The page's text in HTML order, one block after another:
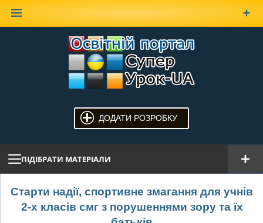
ДОДАТИ РОЗРОБКУ
ПІДІБРАТИ МАТЕРІАЛИ
Старти надії, спортивне змагання для учнів
2-х класів смг з порушеннями зору та їх